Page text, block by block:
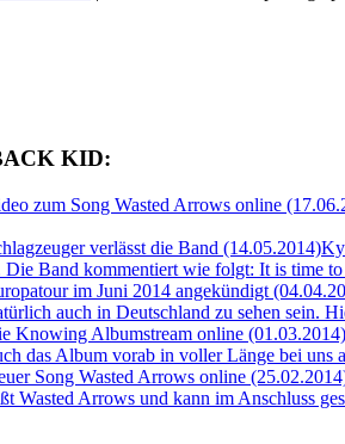
KID:
zum Song Wasted Arrows online
verlässt die Band (14.05.2014)
Die Band kommentiert wie folgt: It is time
im Juni 2014 angekündigt
auch in Deutschland zu sehen sein.
Knowing Albumstream online (01.03.2014)
das Album vorab in voller Länge bei uns
Song Wasted Arrows online
Wasted Arrows und kann im Anschluss